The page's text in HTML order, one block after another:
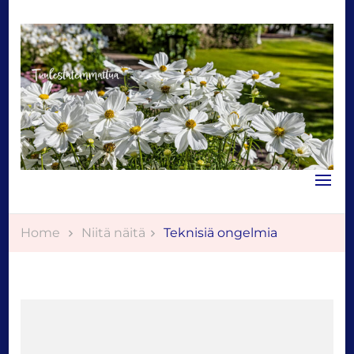
Tuulestatemmattua
Home Niitä näitä Teknisiä ongelmia